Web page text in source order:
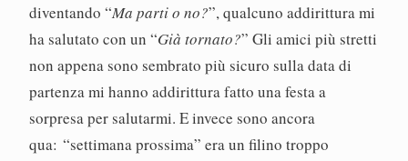
diventando “Ma parti o no?”, qualcuno addirittura mi
ha salutato con un “Già tornato?” Gli amici più stretti
non appena sono sembrato più sicuro sulla data di
partenza mi hanno addirittura fatto una festa a
sorpresa per salutarmi. E invece sono ancora
qua: “settimana prossima” era un filino troppo